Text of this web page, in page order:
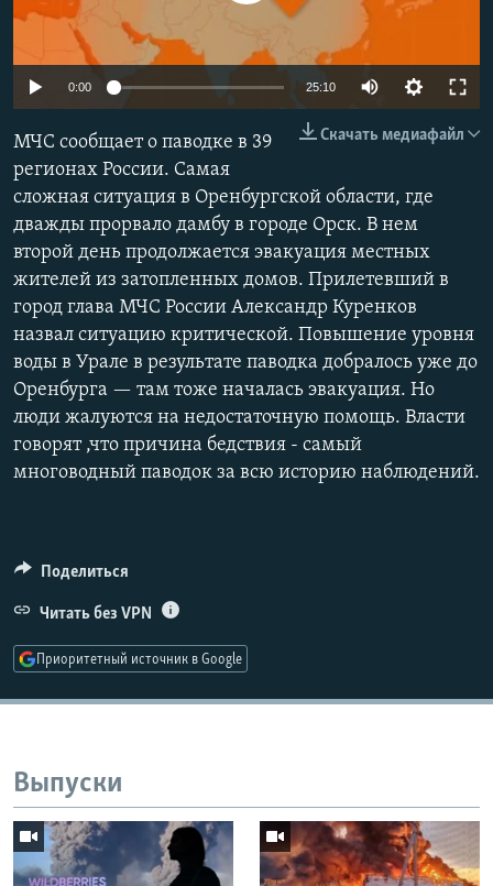
РАСПИСАНИЕ ВЕЩАНИЯ
ПОДПИШИТЕСЬ НА РАССЫЛКУ
Все сайты РСЕ/РС
Auto 240p 480p
1080p
0:00 25:10
480p
1080p
Скачать медиафайл
МЧС сообщает о паводке в 39
регионах России. Самая
сложная ситуация в Оренбургской области, где
дважды прорвало дамбу в городе Орск. В нем
второй день продолжается эвакуация местных
жителей из затопленных домов. Прилетевший в
город глава МЧС России Александр Куренков
назвал ситуацию критической. Повышение уровня
воды в Урале в результате паводка добралось уже до
Оренбурга — там тоже началась эвакуация. Но
люди жалуются на недостаточную помощь. Власти
говорят ,что причина бедствия - самый
многоводный паводок за всю историю наблюдений.
Поделиться
Читать без VPN
Приоритетный источник в Google
Выпуски